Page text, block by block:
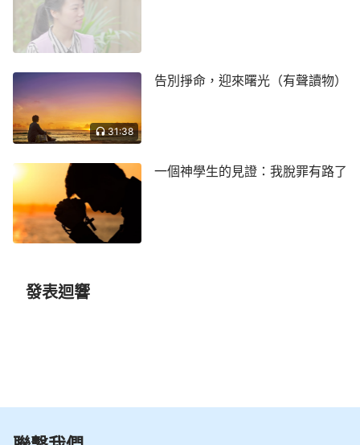
們這樣對待我也不符合主的教導啊！」說著我的眼淚
不由自主地流了下來。王姊妹無奈地說：「咱們還是
禱告主吧，主會為咱開闢出路的。」
走在回家的路上，我心想：帶領怎麼能這樣對待
我？我多次在他面前表明我的立場，但沒想到教會還
是把我隔離了，那以後的路我該怎麼走啊。痛苦中，
我默默地呼求主：「主啊，你是我唯一的救主，唯一
的神，願你帶領我走以後的路。」這時，極度消沉的
我剛走進大門，就聽見一陣悅耳的歌聲傳了過來，原
來丈夫與全能神教會的弟兄姊妹在一起聚會唱歌呢！
神面貌有了很大的變化，尤其談聖經時特別有見地。
節制。」（加5：22-23）愛只能從神而來，難道全
31:38
告別掙命，迎來曙光（有聲讀物）
一個神學生的見證：我脫罪有路了
發表迴響